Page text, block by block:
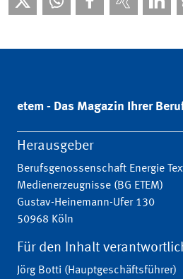
etem - Das Magazin Ihrer
Herausgeber
Berufsgenossenschaft Energie
Medienerzeugnisse (BG ETEM)
Gustav-Heinemann-Ufer 130
50968 Köln
Für den Inhalt
Jörg Botti (Hauptgeschäftsführer)